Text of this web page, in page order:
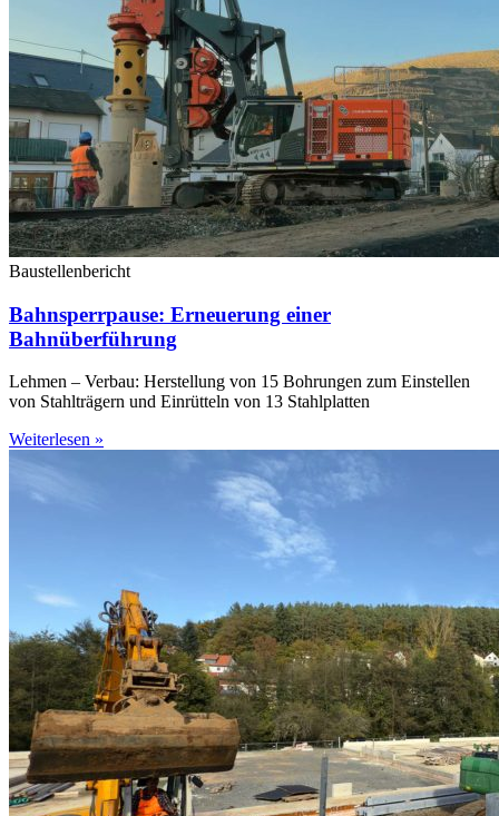
Baustellenbericht
Bahnsperrpause: Erneuerung einer
Bahnüberführung
Lehmen – Verbau: Herstellung von 15 Bohrungen zum Einstellen
von Stahlträgern und Einrütteln von 13 Stahlplatten
Weiterlesen »